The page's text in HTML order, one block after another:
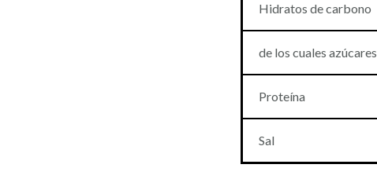
Hidratos de carbono
de los cuales azúcares
Proteína
Sal